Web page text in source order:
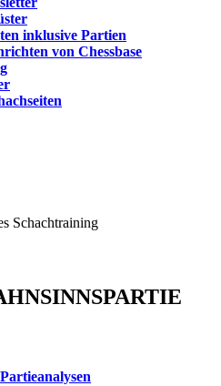
inklusive Partien
von Chessbase
Schachtraining
Partieanalysen